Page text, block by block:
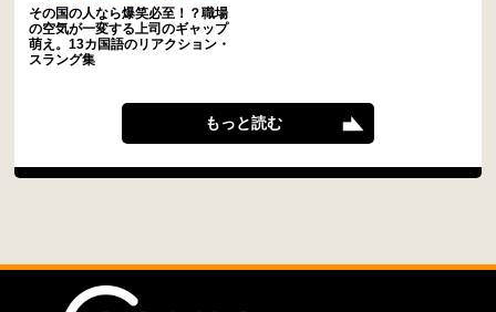
その国の人なら爆笑必至！？職場
の空気が一変する上司のギャップ
萌え。13カ国語のリアクション・
スラング集
もっと読む